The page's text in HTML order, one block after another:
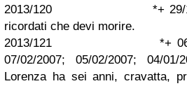
2013/120 *+ 29/12/
ricordati che devi morire.
2013/121 *+ 06/02/
07/02/2007; 05/02/2007; 04/
Lorenza ha sei anni, cravatta,